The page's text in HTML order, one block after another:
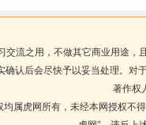
交流之用，不做其它商业用途
确认后会尽快予以妥当处理。对
著作权
属虎网所有，未经本网授权不